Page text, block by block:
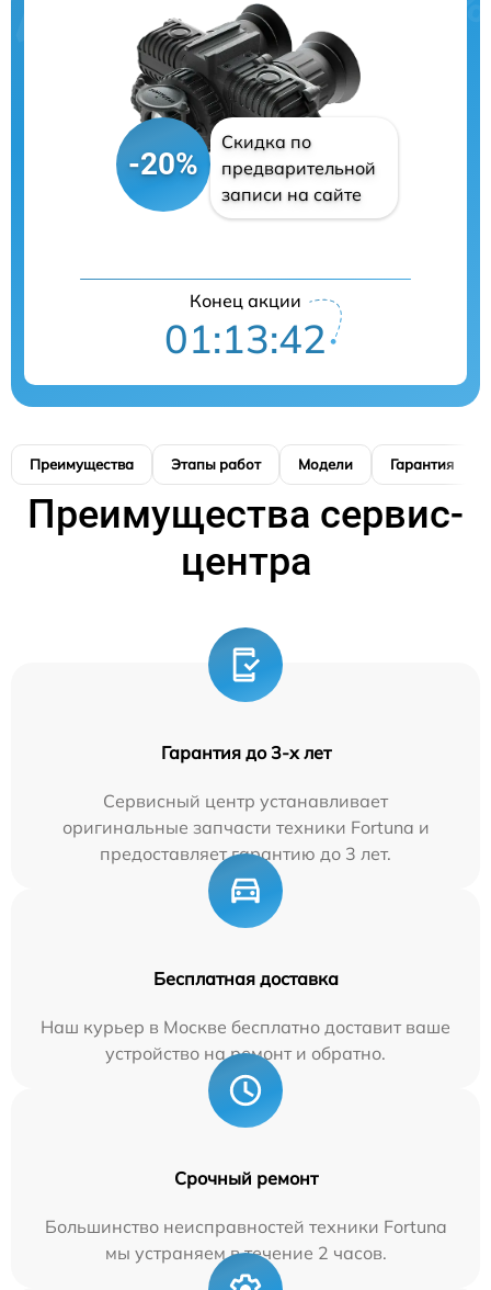
-20%
Скидка по
предварительной
записи на сайте
Конец акции
01:13:42
Преимущества Этапы работ Модели Гарантия
Преимущества сервис-
центра
Гарантия до 3-х лет
Сервисный центр устанавливает
оригинальные запчасти техники Fortuna и
предоставляет гарантию до 3 лет.
Бесплатная доставка
Наш курьер в Москве бесплатно доставит ваше
устройство на ремонт и обратно.
Срочный ремонт
Большинство неисправностей техники Fortuna
мы устраняем в течение 2 часов.